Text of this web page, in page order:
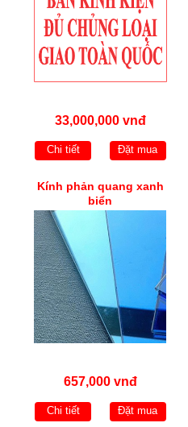
33,000,000 vnđ
Chi tiết Đặt mua
Kính phản quang xanh
biển
657,000 vnđ
Chi tiết Đặt mua